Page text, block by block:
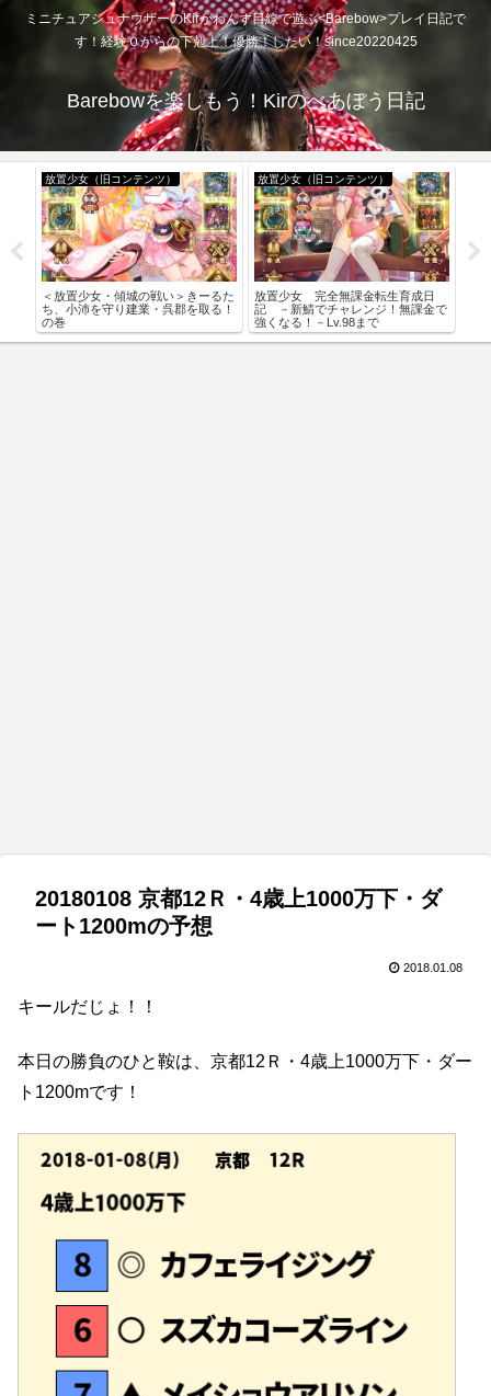
ミニチュアシュナウザーのKirがわんず目線で遊ぶ<Barebow>プレイ日記で
す！経験０からの下剋上！優勝！したい！since20220425
Barebowを楽しもう！Kirのべあぼう日記
放置少女（旧コンテンツ）
＜放置少女・傾城の戦い＞きーるた
ち、小沛を守り建業・呉郡を取る！
の巻
放置少女（旧コンテンツ）
放置少女 完全無課金転生育成日
記 －新鯖でチャレンジ！無課金で
強くなる！－Lv.98まで
20180108 京都12Ｒ・4歳上1000万下・ダ
ート1200mの予想
2018.01.08
キールだじょ！！
本日の勝負のひと鞍は、京都12Ｒ・4歳上1000万下・ダー
ト1200mです！